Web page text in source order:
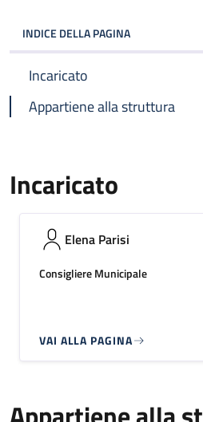
INDICE DELLA PAGINA
Incaricato
Appartiene alla struttura
Incaricato
Elena Parisi
Consigliere Municipale
VAI ALLA PAGINA